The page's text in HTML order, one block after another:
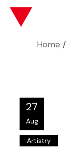
Home
27
Aug
Artistry